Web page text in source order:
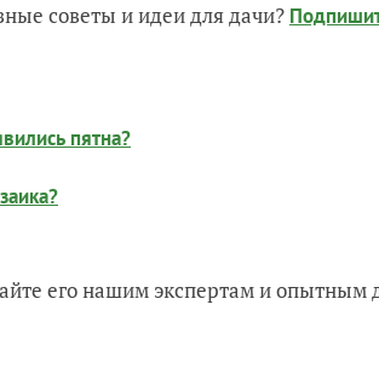
советы и идеи для дачи?
пятна?
его нашим экспертам и опытным